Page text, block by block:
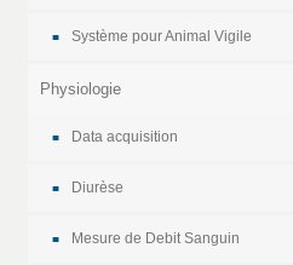
Système pour Animal Vigile
Physiologie
Data acquisition
Diurèse
Mesure de Debit Sanguin